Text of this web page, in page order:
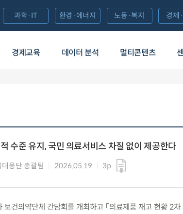
경제교육 데이터 분석 멀티콘텐츠
과학·IT 환경·에너지 노동·복지 경제
수준 유지, 국민 의료서비스 차질 없이 제공한다
응단 총괄팀 2026.05.19 3p
건의약단체 간담회를 개최하고 「의료제품 재고 현황 2차